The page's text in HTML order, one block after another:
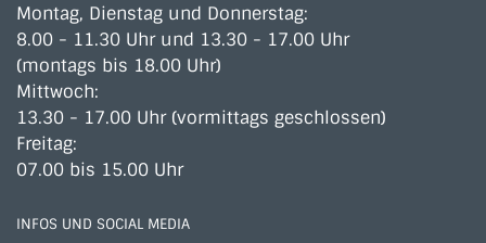
Montag, Dienstag und Donnerstag:
8.00 - 11.30 Uhr und 13.30 - 17.00 Uhr
(montags bis 18.00 Uhr)
Mittwoch:
13.30 - 17.00 Uhr (vormittags geschlossen)
Freitag:
07.00 bis 15.00 Uhr
INFOS UND SOCIAL MEDIA